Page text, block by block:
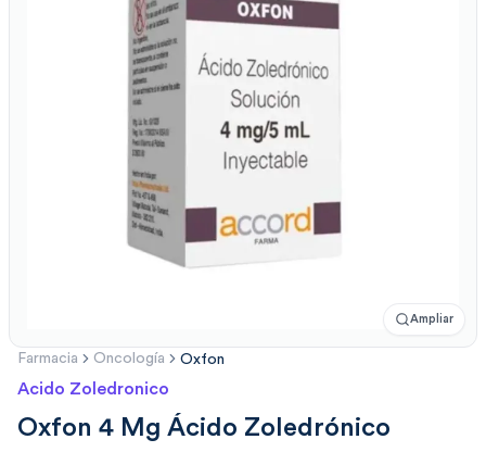
Ampliar
Farmacia Oncología Oxfon
Acido Zoledronico
Oxfon 4 Mg Ácido Zoledrónico